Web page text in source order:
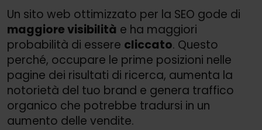
Un sito web ottimizzato per la SEO gode di
maggiore visibilità e ha maggiori
probabilità di essere cliccato. Questo
perché, occupare le prime posizioni nelle
pagine dei risultati di ricerca, aumenta la
notorietà del tuo brand e genera traffico
organico che potrebbe tradursi in un
aumento delle vendite.